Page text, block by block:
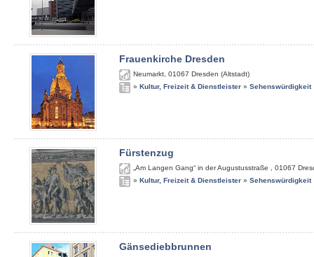
Frauenkirche Dresden
Neumarkt 01067 Dresden (Altstadt)
» Kultur, Freizeit & Dienstleister » Sehenswürdigkeit
Fürstenzug
„Am Langen Gang“ in der Augustusstraße 01067
» Kultur, Freizeit & Dienstleister » Sehenswürdigkeit
Gänsediebbrunnen